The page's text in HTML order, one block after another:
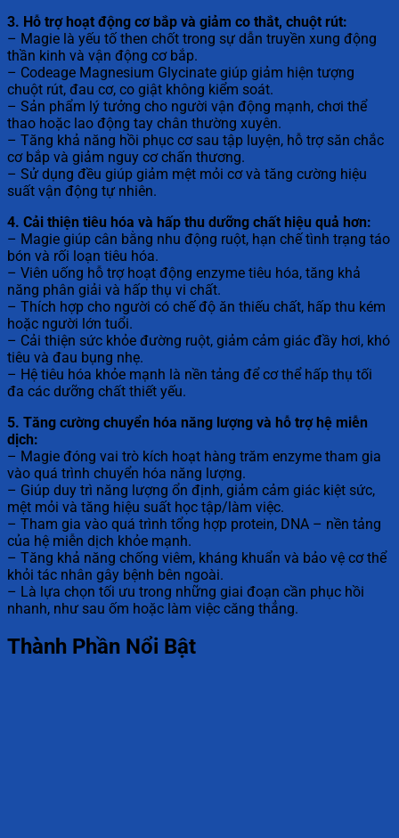
3. Hỗ trợ hoạt động cơ bắp và giảm co thắt, chuột rút:
– Magie là yếu tố then chốt trong sự dẫn truyền xung động
thần kinh và vận động cơ bắp.
– Codeage Magnesium Glycinate giúp giảm hiện tượng
chuột rút, đau cơ, co giật không kiểm soát.
– Sản phẩm lý tưởng cho người vận động mạnh, chơi thể
thao hoặc lao động tay chân thường xuyên.
– Tăng khả năng hồi phục cơ sau tập luyện, hỗ trợ săn chắc
cơ bắp và giảm nguy cơ chấn thương.
– Sử dụng đều giúp giảm mệt mỏi cơ và tăng cường hiệu
suất vận động tự nhiên.
4. Cải thiện tiêu hóa và hấp thu dưỡng chất hiệu quả hơn:
– Magie giúp cân bằng nhu động ruột, hạn chế tình trạng táo
bón và rối loạn tiêu hóa.
– Viên uống hỗ trợ hoạt động enzyme tiêu hóa, tăng khả
năng phân giải và hấp thụ vi chất.
– Thích hợp cho người có chế độ ăn thiếu chất, hấp thu kém
hoặc người lớn tuổi.
– Cải thiện sức khỏe đường ruột, giảm cảm giác đầy hơi, khó
tiêu và đau bụng nhẹ.
– Hệ tiêu hóa khỏe mạnh là nền tảng để cơ thể hấp thụ tối
đa các dưỡng chất thiết yếu.
5. Tăng cường chuyển hóa năng lượng và hỗ trợ hệ miễn
dịch:
– Magie đóng vai trò kích hoạt hàng trăm enzyme tham gia
vào quá trình chuyển hóa năng lượng.
– Giúp duy trì năng lượng ổn định, giảm cảm giác kiệt sức,
mệt mỏi và tăng hiệu suất học tập/làm việc.
– Tham gia vào quá trình tổng hợp protein, DNA – nền tảng
của hệ miễn dịch khỏe mạnh.
– Tăng khả năng chống viêm, kháng khuẩn và bảo vệ cơ thể
khỏi tác nhân gây bệnh bên ngoài.
– Là lựa chọn tối ưu trong những giai đoạn cần phục hồi
nhanh, như sau ốm hoặc làm việc căng thẳng.
Thành Phần Nổi Bật